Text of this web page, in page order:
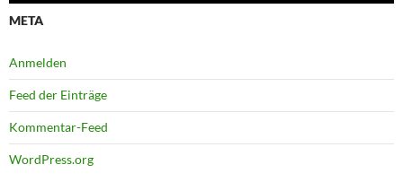
META
Anmelden
Feed der Einträge
Kommentar-Feed
WordPress.org